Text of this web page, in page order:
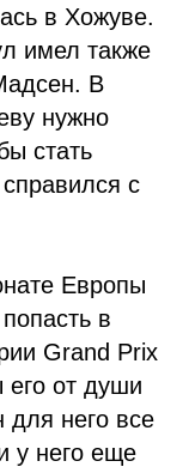
в Хожуве.
имел также
В
нужно
стать
с
Европы
в
Grand Prix
от души
для него все
у него еще